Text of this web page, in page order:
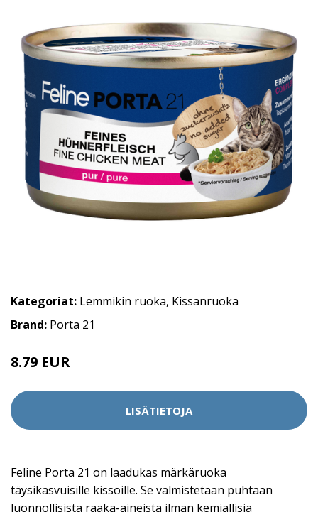
Kategoriat: Lemmikin ruoka, Kissanruoka
Brand: Porta 21
8.79 EUR
LISÄTIETOJA
Feline Porta 21 on laadukas märkäruoka
täysikasvuisille kissoille. Se valmistetaan puhtaan
luonnollisista raaka-aineista ilman kemiallisia